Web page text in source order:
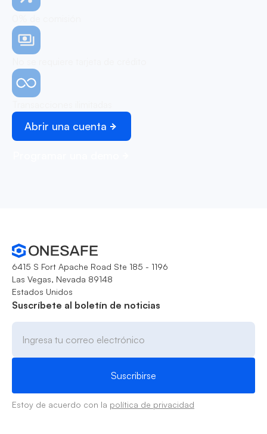
Abrir una cuenta
6415 S Fort Apache Road Ste 185 - 1196
Las Vegas, Nevada 89148
Estados Unidos
Suscríbete al boletín de noticias
Estoy de acuerdo con la política de privacidad